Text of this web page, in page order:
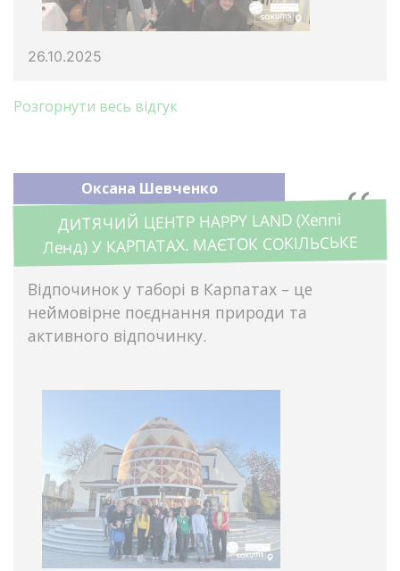
26.10.2025
Розгорнути весь відгук
ДИТЯЧИЙ ЦЕНТР HAPPY LAND (Хеппі
Ленд) У КАРПАТАХ. МАЄТОК СОКІЛЬСЬКЕ
Відпочинок у таборі в Карпатах – це
неймовірне поєднання природи та
активного відпочинку.
Оксана Шевченко